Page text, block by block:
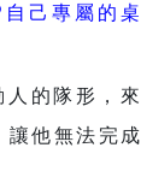
己專屬的桌
的隊形，來
讓他無法完成